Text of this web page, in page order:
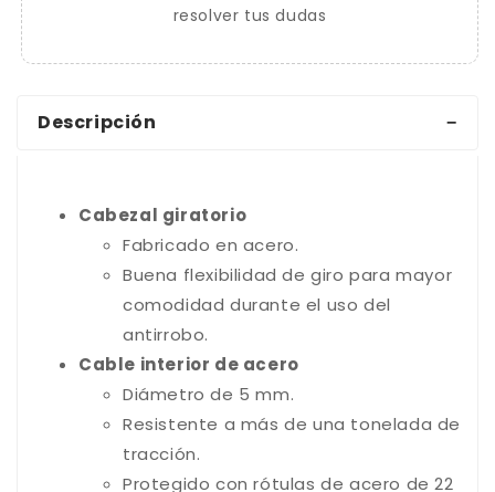
resolver tus dudas
Descripción
Cabezal giratorio
Fabricado en acero.
Buena flexibilidad de giro para mayor
comodidad durante el uso del
antirrobo.
Cable interior de acero
Diámetro de 5 mm.
Resistente a más de una tonelada de
tracción.
Protegido con rótulas de acero de 22